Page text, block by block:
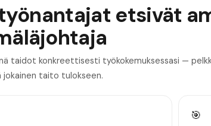
etsivät
taidot konkreettisesti työkokemuksessasi —
jokainen taito tulokseen.
🎯